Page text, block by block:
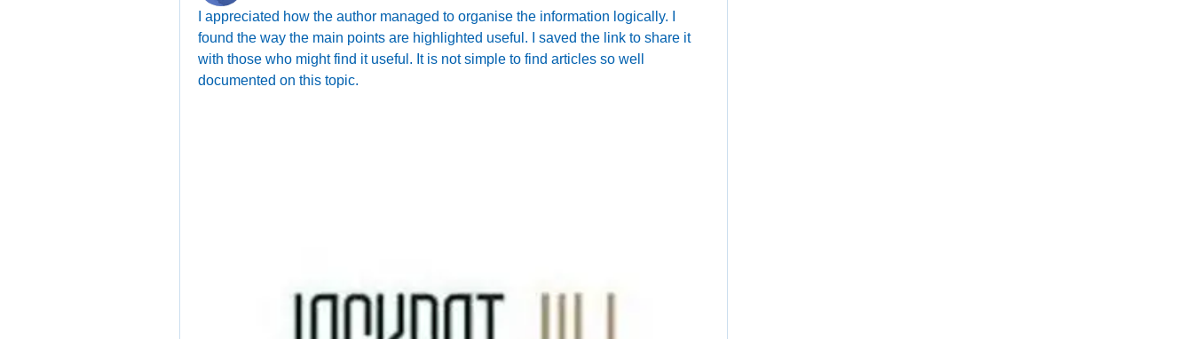
I appreciated how the author managed to organise the information logically. I
found the way the main points are highlighted useful. I saved the link to share it
with those who might find it useful. It is not simple to find articles so well
documented on this topic.